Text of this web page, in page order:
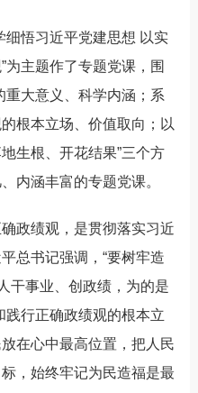
细悟习近平党建思想 以实
为主题作了专题党课，围
重大意义、科学内涵；系
根本立场、价值取向；以
生根、开花结果”三个方
内涵丰富的专题党课。
政绩观，是贯彻落实习近
总书记强调， “要树牢造
干事业、创政绩，为的是
践行正确政绩观的根本立
在心中最高位置，把人民
，始终牢记为民造福是最